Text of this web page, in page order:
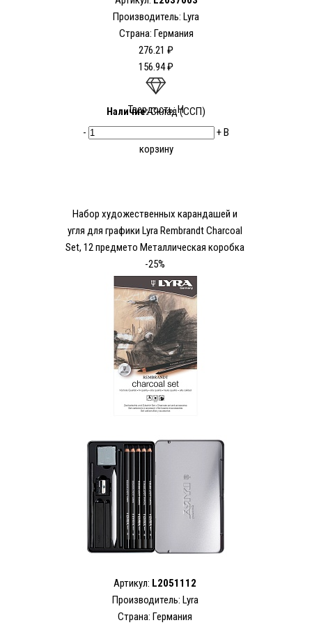
Производитель: Lyra
Страна: Германия
276.21 ₽
156.94 ₽
Твердость: H
Наличие:Склад (ССП)
-
+В
корзину
Набор художественных карандашей и
угля для графики Lyra Rembrandt Charcoal
Set, 12 предмето Металлическая коробка
-25%
Артикул: L2051112
Производитель: Lyra
Страна: Германия